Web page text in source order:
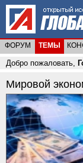
ФОРУМ ТЕМЫ
Добро пожаловать,
Мировой